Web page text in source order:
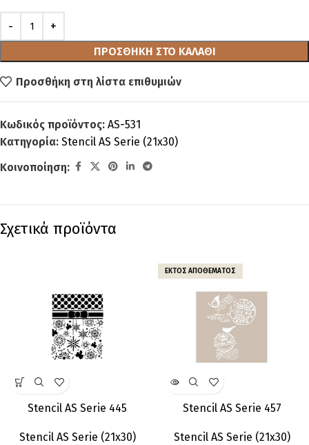
ΠΡΟΣΘΉΚΗ ΣΤΟ ΚΑΛΆΘΙ
Προσθήκη στη λίστα επιθυμιών
Κωδικός προϊόντος: AS-531
Κατηγορία: Stencil AS Serie (21x30)
Κοινοποίηση:
Σχετικά προϊόντα
Stencil AS Serie 445
Stencil AS Serie (21x30)
ΕΚΤΌΣ ΑΠΟΘΈΜΑΤΟΣ
Stencil AS Serie 457
Stencil AS Serie (21x30)